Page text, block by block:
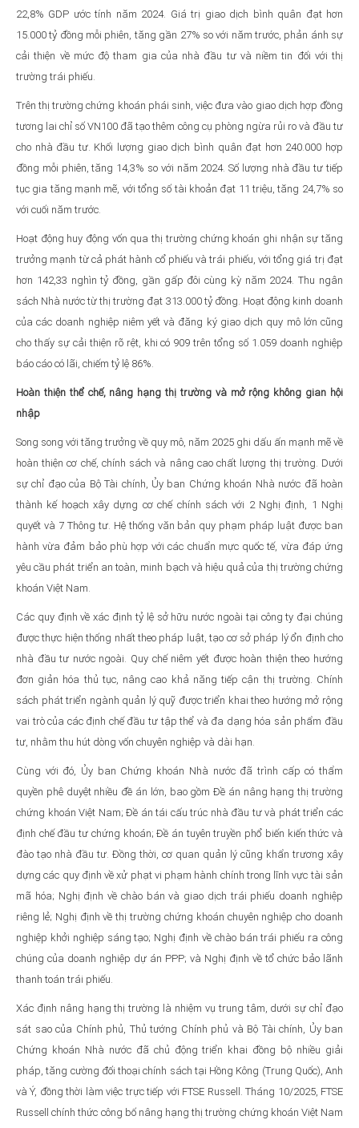
22,8% GDP ước tính năm 2024. Giá trị giao dịch bình quân đạt hơn
15.000 tỷ đồng mỗi phiên, tăng gần 27% so với năm trước, phản ánh sự
cải thiện về mức độ tham gia của nhà đầu tư và niềm tin đối với thị
trường trái phiếu.
Trên thị trường chứng khoán phái sinh, việc đưa vào giao dịch hợp đồng
tương lai chỉ số VN100 đã tạo thêm công cụ phòng ngừa rủi ro và đầu tư
cho nhà đầu tư. Khối lượng giao dịch bình quân đạt hơn 240.000 hợp
đồng mỗi phiên, tăng 14,3% so với năm 2024. Số lượng nhà đầu tư tiếp
tục gia tăng mạnh mẽ, với tổng số tài khoản đạt 11 triệu, tăng 24,7% so
với cuối năm trước.
Hoạt động huy động vốn qua thị trường chứng khoán ghi nhận sự tăng
trưởng mạnh từ cả phát hành cổ phiếu và trái phiếu, với tổng giá trị đạt
hơn 142,33 nghìn tỷ đồng, gần gấp đôi cùng kỳ năm 2024. Thu ngân
sách Nhà nước từ thị trường đạt 313.000 tỷ đồng. Hoạt động kinh doanh
của các doanh nghiệp niêm yết và đăng ký giao dịch quy mô lớn cũng
cho thấy sự cải thiện rõ rệt, khi có 909 trên tổng số 1.059 doanh nghiệp
báo cáo có lãi, chiếm tỷ lệ 86%.
Hoàn thiện thể chế, nâng hạng thị trường và mở rộng không gian hội
nhập
Song song với tăng trưởng về quy mô, năm 2025 ghi dấu ấn mạnh mẽ về
hoàn thiện cơ chế, chính sách và nâng cao chất lượng thị trường. Dưới
sự chỉ đạo của Bộ Tài chính, Ủy ban Chứng khoán Nhà nước đã hoàn
thành kế hoạch xây dựng cơ chế chính sách với 2 Nghị định, 1 Nghị
quyết và 7 Thông tư. Hệ thống văn bản quy phạm pháp luật được ban
hành vừa đảm bảo phù hợp với các chuẩn mực quốc tế, vừa đáp ứng
yêu cầu phát triển an toàn, minh bạch và hiệu quả của thị trường chứng
khoán Việt Nam.
Các quy định về xác định tỷ lệ sở hữu nước ngoài tại công ty đại chúng
được thực hiện thống nhất theo pháp luật, tạo cơ sở pháp lý ổn định cho
nhà đầu tư nước ngoài. Quy chế niêm yết được hoàn thiện theo hướng
đơn giản hóa thủ tục, nâng cao khả năng tiếp cận thị trường. Chính
sách phát triển ngành quản lý quỹ được triển khai theo hướng mở rộng
vai trò của các định chế đầu tư tập thể và đa dạng hóa sản phẩm đầu
tư, nhằm thu hút dòng vốn chuyên nghiệp và dài hạn.
Cùng với đó, Ủy ban Chứng khoán Nhà nước đã trình cấp có thẩm
quyền phê duyệt nhiều đề án lớn, bao gồm Đề án nâng hạng thị trường
chứng khoán Việt Nam; Đề án tái cấu trúc nhà đầu tư và phát triển các
định chế đầu tư chứng khoán; Đề án tuyên truyền phổ biến kiến thức và
đào tạo nhà đầu tư. Đồng thời, cơ quan quản lý cũng khẩn trương xây
dựng các quy định về xử phạt vi phạm hành chính trong lĩnh vực tài sản
mã hóa; Nghị định về chào bán và giao dịch trái phiếu doanh nghiệp
riêng lẻ; Nghị định về thị trường chứng khoán chuyên nghiệp cho doanh
nghiệp khởi nghiệp sáng tạo; Nghị định về chào bán trái phiếu ra công
chúng của doanh nghiệp dự án PPP; và Nghị định về tổ chức bảo lãnh
thanh toán trái phiếu.
Xác định nâng hạng thị trường là nhiệm vụ trung tâm, dưới sự chỉ đạo
sát sao của Chính phủ, Thủ tướng Chính phủ và Bộ Tài chính, Ủy ban
Chứng khoán Nhà nước đã chủ động triển khai đồng bộ nhiều giải
pháp, tăng cường đối thoại chính sách tại Hồng Kông (Trung Quốc), Anh
và Ý, đồng thời làm việc trực tiếp với FTSE Russell. Tháng 10/2025, FTSE
Russell chính thức công bố nâng hạng thị trường chứng khoán Việt Nam